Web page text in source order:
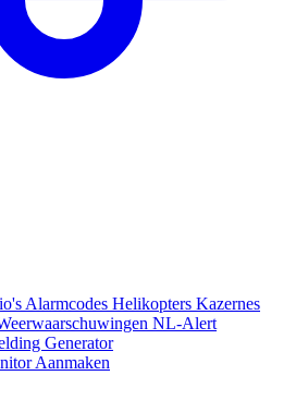
Alarmcodes Helikopters Kazernes
NL-Alert
Generator
Aanmaken